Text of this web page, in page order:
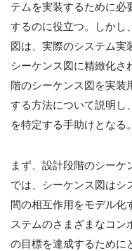
テムを実装するために必
するのに役立つ。しかし
図は、実際のシステム実
シーケンス図に精緻化さ
階のシーケンス図を実装
する方法について説明し
を特定する手助けとなる。
まず、設計段階のシー
では、シーケンス図はシ
間の相互作用をモデル化
ステムのさまざまなコン
の目標を達成するために